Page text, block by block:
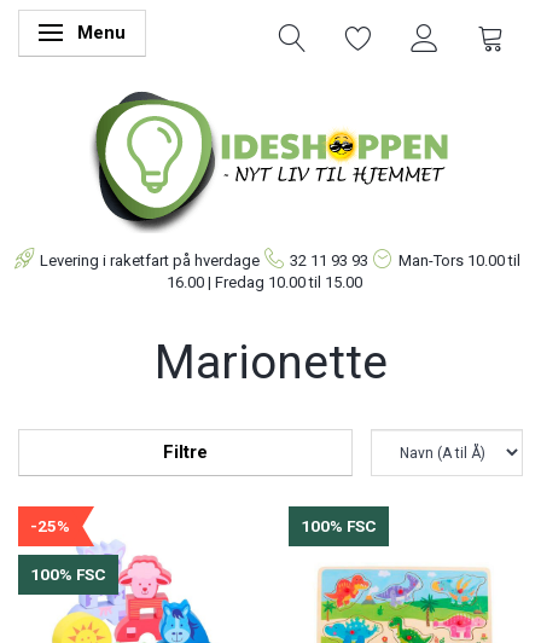
Skifte navigation
Menu
Levering i raketfart på hverdage 32 11 93 93 Man-Tors 10.00 til
16.00 | Fredag 10.00 til 15.00
Marionette
Filtre
-25%
100% FSC
100% FSC